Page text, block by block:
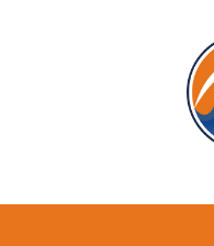
RESERVE AGORA